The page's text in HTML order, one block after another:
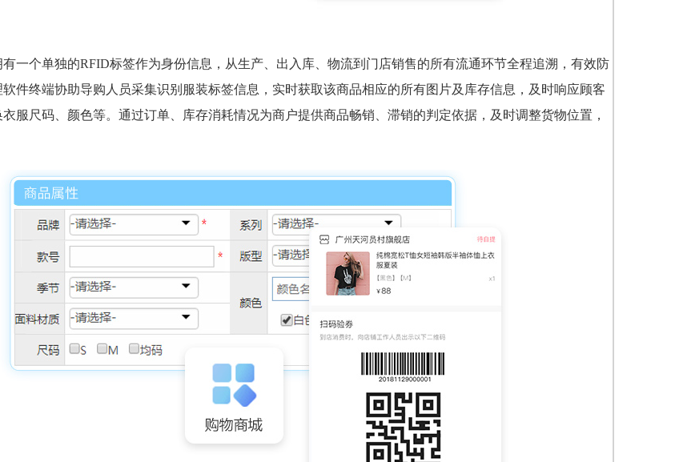
一个单独的RFID标签作为身份信息，从生产、出入库、物流到门店销售的所有流通环节全程追溯，有效防
件终端协助导购人员采集识别服装标签信息，实时获取该商品相应的所有图片及库存信息，及时响应顾客
服尺码、颜色等。通过订单、库存消耗情况为商户提供商品畅销、滞销的判定依据，及时调整货物位置，